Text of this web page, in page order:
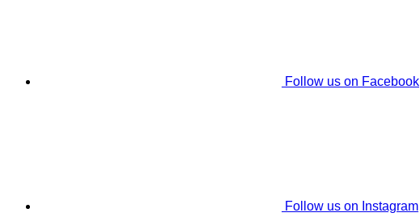
Follow us on Facebook
Follow us on Instagram